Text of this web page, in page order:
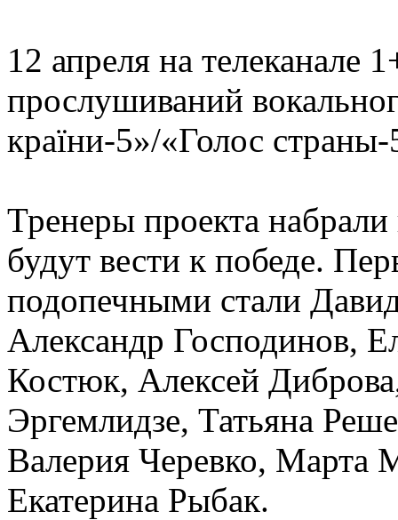
12 апреля на телеканале
прослушиваний
країни-5»/«Голос
Тренеры проекта
будут вести к победе.
подопечными стали
Александр Господинов,
Костюк, Алексей
Эргемлидзе, Татьяна
Валерия Черевко, Марта
Екатерина Рыбак.